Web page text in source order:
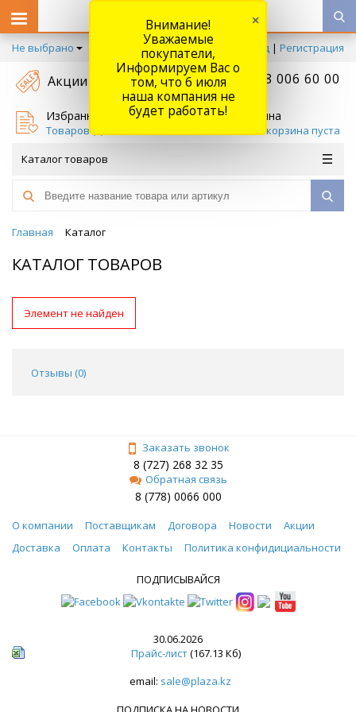
Не выбрано Вход | Регистрация
Акции +7 778 006 60 00
Избранное
Товаров (
Корзина
Ваша корзина пуста
Каталог товаров
Главная Каталог
КАТАЛОГ ТОВАРОВ
Элемент не найден
Отзывы (0)
Заказать звонок
8 (727) 268 32 35
Обратная связь
8 (778) 0066 000
О компании Поставщикам Договора Новости
Акции
Доставка
Оплата Контакты Политика конфидициальности
ПОДПИСЫВАЙСЯ
30.06.2026
Прайс-лист(167.13 Кб)
email: sale@plaza.kz
Внимание!
Уважаемые
покупатели,
Информируем Вас о
том, что 6 июля
наша компания не
будет работать!
×